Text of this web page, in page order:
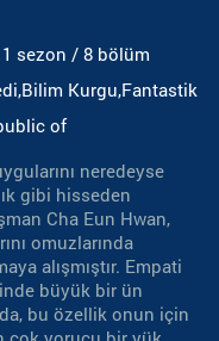
1 sezon / 8 bölüm
Kurgu,Fantastik
of
neredeyse
gibi hisseden
Cha Eun Hwan,
omuzlarında
alışmıştır. Empati
büyük bir ün
bu özellik onun için